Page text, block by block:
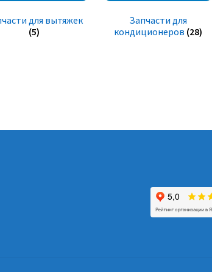
для вытяжек
(5)
Запчасти для
кондиционеров (28)